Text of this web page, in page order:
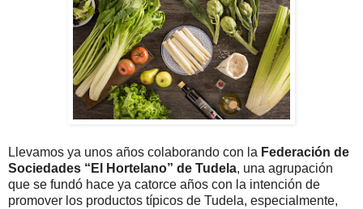
Llevamos ya unos años colaborando con la Federación de
Sociedades “El Hortelano” de Tudela, una agrupación
que se fundó hace ya catorce años con la intención de
promover los productos típicos de Tudela, especialmente,